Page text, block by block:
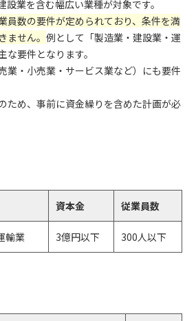
設業を含む幅広い業種が対象です。
員数の要件が定められており、条件を満
ません。 例として「製造業・建設業・運
要件となります。
業・小売業・サービス業など）にも要件
ため、事前に資金繰りを含めた計画が必
資本金 従業員数
輸業 3億円以下 300人以下